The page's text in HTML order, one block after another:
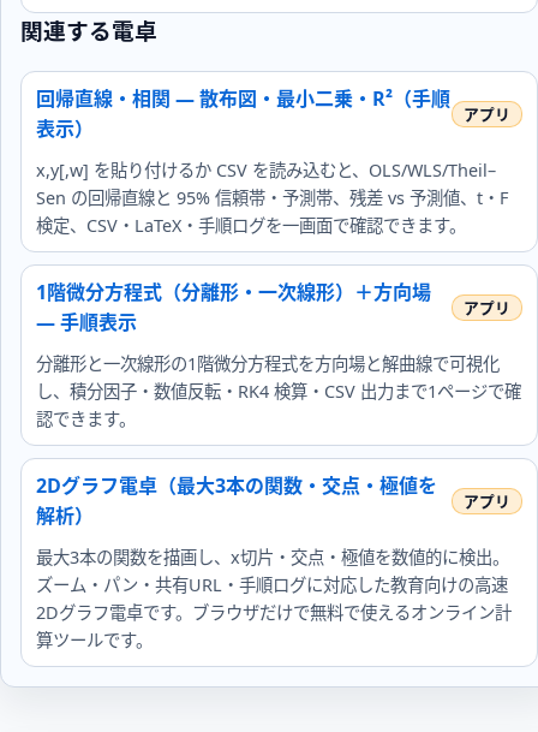
関連する電卓
回帰直線・相関 — 散布図・最小二乗・R²（手順
表示）
x,y[,w] を貼り付けるか CSV を読み込むと、OLS/WLS/Theil–
Sen の回帰直線と 95% 信頼帯・予測帯、残差 vs 予測値、t・F
検定、CSV・LaTeX・手順ログを一画面で確認できます。
1階微分方程式（分離形・一次線形）＋方向場
— 手順表示
分離形と一次線形の1階微分方程式を方向場と解曲線で可視化
し、積分因子・数値反転・RK4 検算・CSV 出力まで1ページで確
認できます。
2Dグラフ電卓（最大3本の関数・交点・極値を
解析）
最大3本の関数を描画し、x切片・交点・極値を数値的に検出。
ズーム・パン・共有URL・手順ログに対応した教育向けの高速
2Dグラフ電卓です。ブラウザだけで無料で使えるオンライン計
算ツールです。